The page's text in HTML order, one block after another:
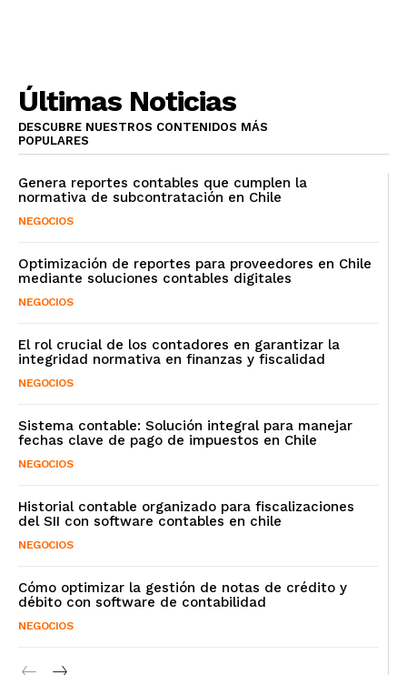
Últimas Noticias
DESCUBRE NUESTROS CONTENIDOS MÁS
POPULARES
Genera reportes contables que cumplen la
normativa de subcontratación en Chile
NEGOCIOS
Optimización de reportes para proveedores en Chile
mediante soluciones contables digitales
NEGOCIOS
El rol crucial de los contadores en garantizar la
integridad normativa en finanzas y fiscalidad
NEGOCIOS
Sistema contable: Solución integral para manejar
fechas clave de pago de impuestos en Chile
NEGOCIOS
Historial contable organizado para fiscalizaciones
del SII con software contables en chile
NEGOCIOS
Cómo optimizar la gestión de notas de crédito y
débito con software de contabilidad
NEGOCIOS